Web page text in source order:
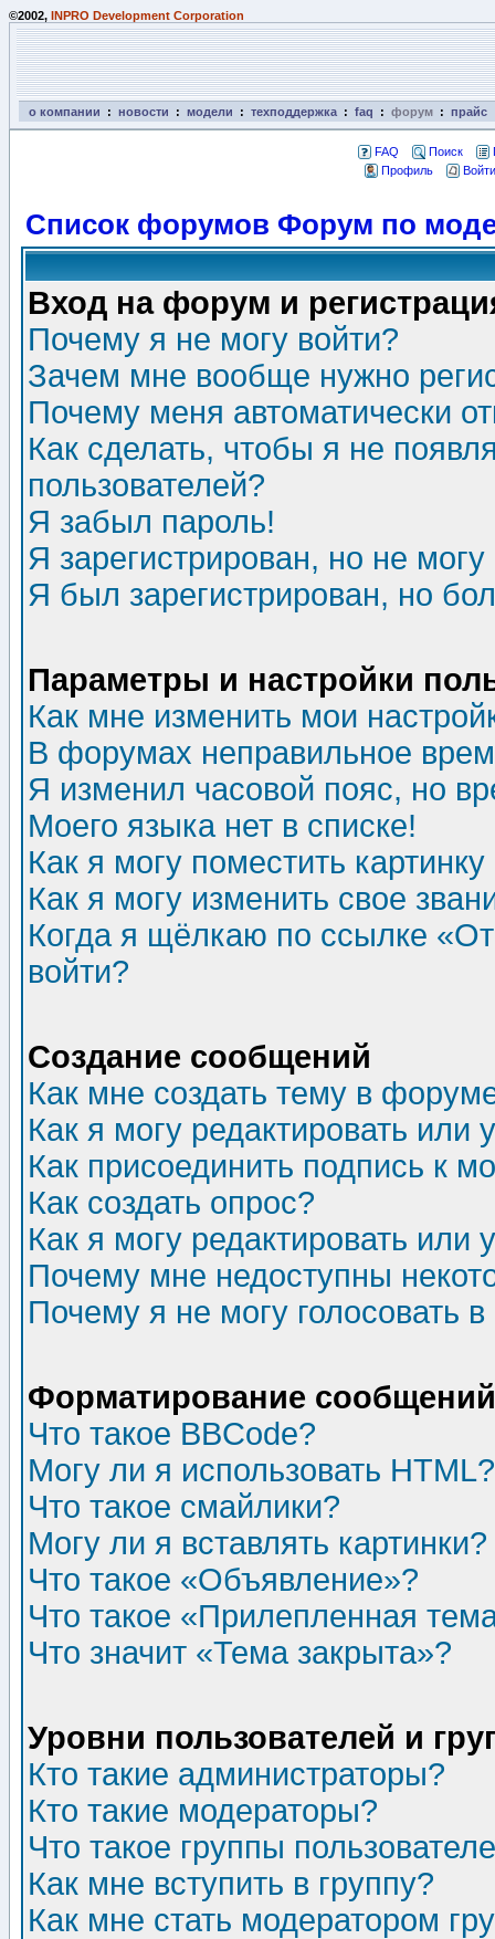
©2002, INPRO Development Corporation
о компании : новости : модели : техподдержка : faq : форум : прайс
FAQ Поиск
Профиль
Список форумов Форум по
Вход на форум и
Почему я не могу войти?
Зачем мне вообще нужно
Почему меня автоматически
Как сделать, чтобы я не
пользователей?
Я забыл пароль!
Я зарегистрирован, но не могу
Я был зарегистрирован, но
Параметры и настройки
Как мне изменить мои
В форумах неправильное
Я изменил часовой пояс, но
Моего языка нет в списке!
Как я могу поместить
Как я могу изменить свое
Когда я щёлкаю по ссылке
войти?
Создание сообщений
Как мне создать тему в
Как я могу редактировать или
Как присоединить подпись к
Как создать опрос?
Как я могу редактировать или
Почему мне недоступны
Почему я не могу голосовать
Форматирование
Что такое BBCode?
Могу ли я использовать HTML?
Что такое смайлики?
Могу ли я вставлять картинки?
Что такое «Объявление»?
Что такое «Прилепленная
Что значит «Тема закрыта»?
Уровни пользователей и
Кто такие администраторы?
Кто такие модераторы?
Что такое группы
Как мне вступить в группу?
Как мне стать модератором